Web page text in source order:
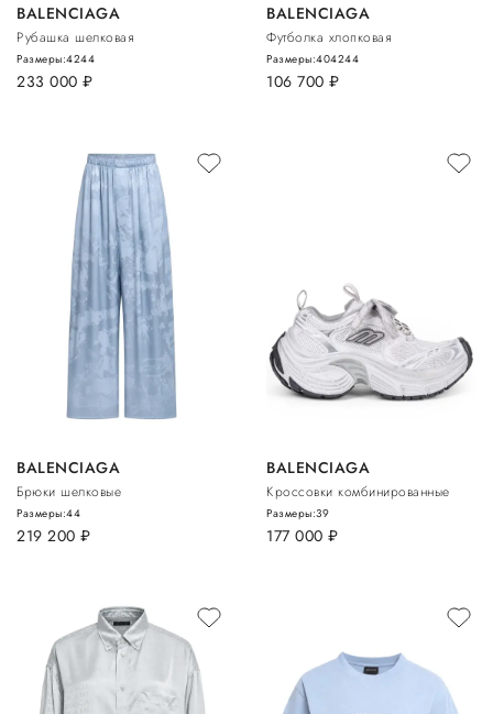
BALENCIAGA
Рубашка шелковая
233 000 руб.
Размеры:4244
BALENCIAGA
Футболка хлопковая
106 700 руб.
Размеры:404244
BALENCIAGA
Брюки шелковые
219 200 руб.
Размеры:44
BALENCIAGA
Кроссовки комбинированные
177 000 руб.
Размеры:39